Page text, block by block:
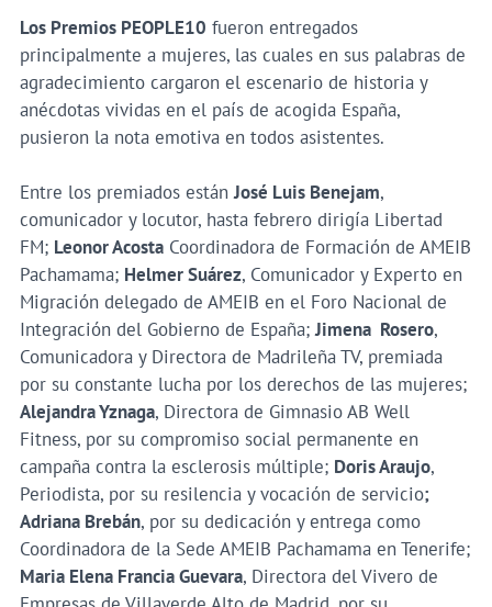
Los Premios PEOPLE10 fueron entregados
principalmente a mujeres, las cuales en sus palabras de
agradecimiento cargaron el escenario de historia y
anécdotas vividas en el país de acogida España,
pusieron la nota emotiva en todos asistentes.
Entre los premiados estánJosé Luis Benejam,
comunicador y locutor, hasta febrero dirigía Libertad
FM; Leonor AcostaCoordinadora de Formación de AMEIB
Pachamama; Helmer Suárez, Comunicador y Experto en
Migración delegado de AMEIB en el Foro Nacional de
Integración del Gobierno de España;Jimena Rosero,
Comunicadora y Directora de Madrileña TV, premiada
por su constante lucha por los derechos de las mujeres;
Alejandra Yznaga, Directora de Gimnasio AB Well
Fitness, por su compromiso social permanente en
campaña contra la esclerosis múltiple; Doris Araujo,
Periodista, por su resilencia y vocación de servicio;
Adriana Brebán, por su dedicación y entrega como
Coordinadora de la Sede AMEIB Pachamama en Tenerife;
Maria Elena Francia Guevara, Directora del Vivero de